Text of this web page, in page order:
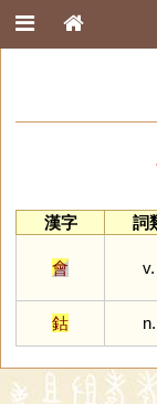
漢字
詞
會 v.
鈷
n.